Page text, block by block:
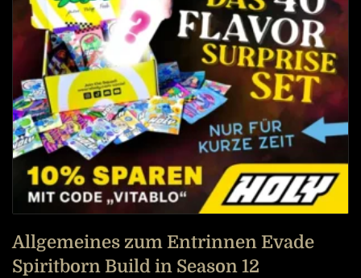
Allgemeines zum Entrinnen Evade
Spiritborn Build in Season 12